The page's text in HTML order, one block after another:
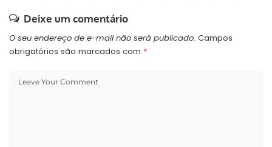
Deixe um comentário
O seu endereço de e-mail não será publicado. Campos
obrigatórios são marcados com *